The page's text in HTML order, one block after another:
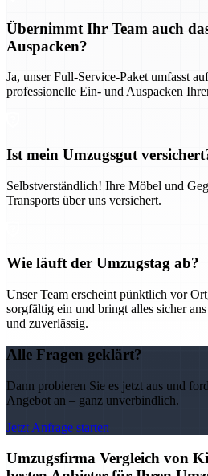
Übernimmt Ihr Team auch
Auspacken?
Ja, unser Full-Service-Paket umfasst
professionelle Ein- und Auspacken
Ist mein Umzugsgut
Selbstverständlich! Ihre Möbel und
Transports über uns versichert.
Wie läuft der Umzugstag ab?
Unser Team erscheint pünktlich vor
sorgfältig ein und bringt alles sicher
und zuverlässig.
Alle Fragen geklärt?
Dann probieren Sie es jetzt aus und
Angebot an – ganz unverbindlich.
Jetzt Anfrage starten
Umzugsfirma Vergleich von